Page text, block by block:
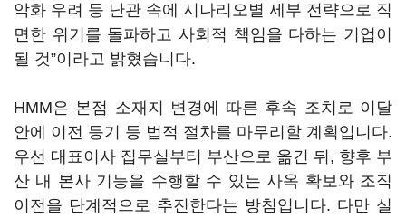
악화 우려 등 난관 속에 시나리오별 세부 전략으로 직
면한 위기를 돌파하고 사회적 책임을 다하는 기업이
될 것”이라고 밝혔습니다.
HMM은 본점 소재지 변경에 따른 후속 조치로 이달
안에 이전 등기 등 법적 절차를 마무리할 계획입니다.
우선 대표이사 집무실부터 부산으로 옮긴 뒤, 향후 부
산 내 본사 기능을 수행할 수 있는 사옥 확보와 조직
이전을 단계적으로 추진한다는 방침입니다. 다만 실